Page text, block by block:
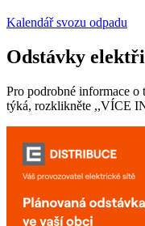
Kalendář svozu odpadu
Odstávky
Pro podrobné informace o
týká, rozklikněte ,,VÍCE